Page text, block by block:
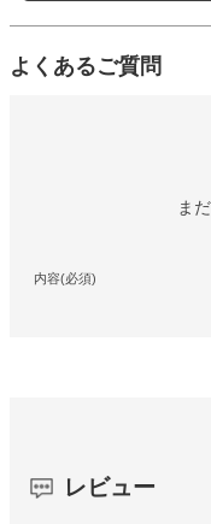
よくあるご質問
ま
内容(必須)
レビュー